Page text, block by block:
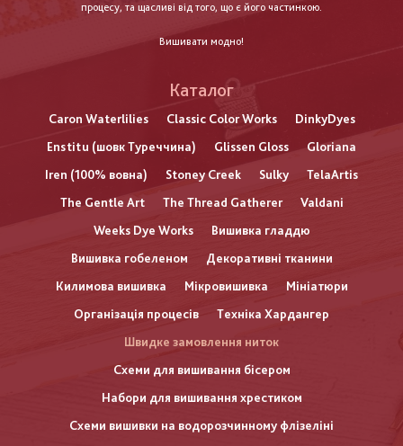
процесу, та щасливі від того, що є його частинкою.
Вишивати модно!
Каталог
Caron Waterlilies Classic Color Works
DinkyDyes
Enstitu (шовк Туреччина)
Glissen Gloss
Gloriana
Iren (100% вовна)
Stoney Creek Sulky
TelaArtis
The Gentle Art
The Thread Gatherer
Valdani
Weeks Dye Works
Вишивка гладдю
Вишивка гобеленом
Декоративні тканини
Килимова вишивка
Мікровишивка
Мініатюри
Організація процесів
Техніка Хардангер
Швидке замовлення ниток
Схеми для вишивання бісером
Набори для вишивання хрестиком
Схеми вишивки на водорозчинному флізеліні